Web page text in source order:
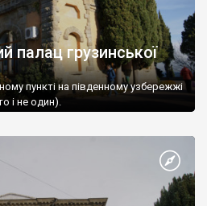
палац грузинської
пункті на південному узбережжі
і не один).